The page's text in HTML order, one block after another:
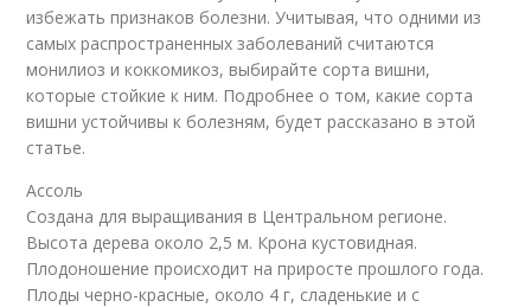
избежать признаков болезни. Учитывая, что одними из
самых распространенных заболеваний считаются
монилиоз и коккомикоз, выбирайте сорта вишни,
которые стойкие к ним. Подробнее о том, какие сорта
вишни устойчивы к болезням, будет рассказано в этой
статье.
Ассоль
Создана для выращивания в Центральном регионе.
Высота дерева около 2,5 м. Крона кустовидная.
Плодоношение происходит на приросте прошлого года.
Плоды черно-красные, около 4 г, сладенькие и с